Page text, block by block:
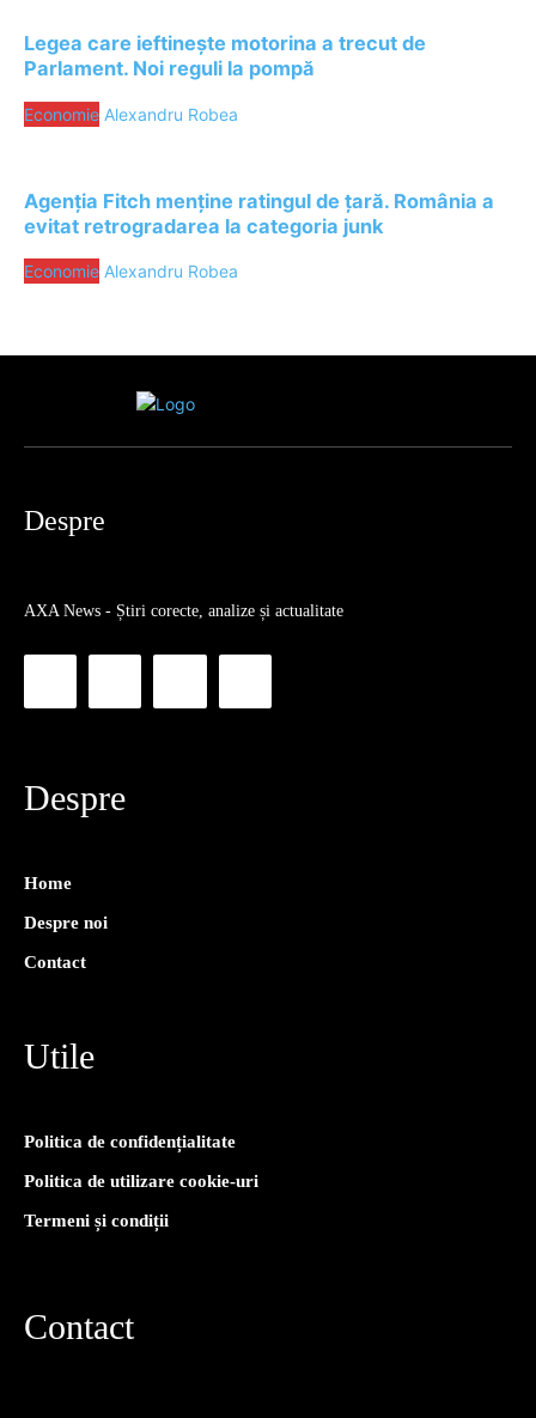
Legea care ieftinește motorina a trecut de
Parlament. Noi reguli la pompă
Economie Alexandru Robea
Agenția Fitch menține ratingul de țară. România a
evitat retrogradarea la categoria junk
Economie Alexandru Robea
Despre
AXA News - Știri corecte, analize și actualitate
Despre
Home
Despre noi
Contact
Utile
Politica de confidențialitate
Politica de utilizare cookie-uri
Termeni și condiții
Contact